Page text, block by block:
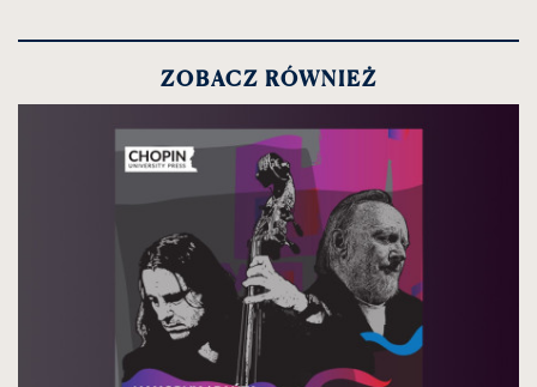
ZOBACZ RÓWNIEŻ